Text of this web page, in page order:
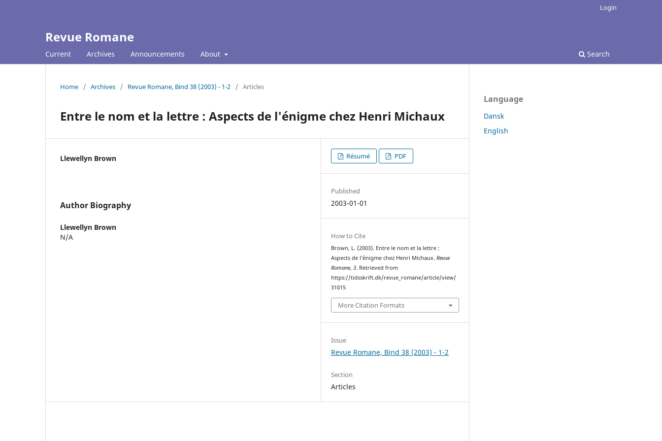
Revue Romane
Current Archives Announcements About Search
Login
Home / Archives / Revue Romane, Bind 38 (2003) - 1-2 / Articles
Entre le nom et la lettre : Aspects de l'énigme chez Henri Michaux
Llewellyn Brown
Author Biography
Llewellyn Brown
N/A
Résumé PDF
Published
2003-01-01
How to Cite
Brown, L. (2003). Entre le nom et la lettre :
Aspects de l’énigme chez Henri Michaux.Revue
Romane,3. Retrieved from
https://tidsskrift.dk/revue_romane/article/view/
31015
More Citation Formats
Issue
Revue Romane, Bind 38 (2003) - 1-2
Section
Articles
Language
Dansk
English